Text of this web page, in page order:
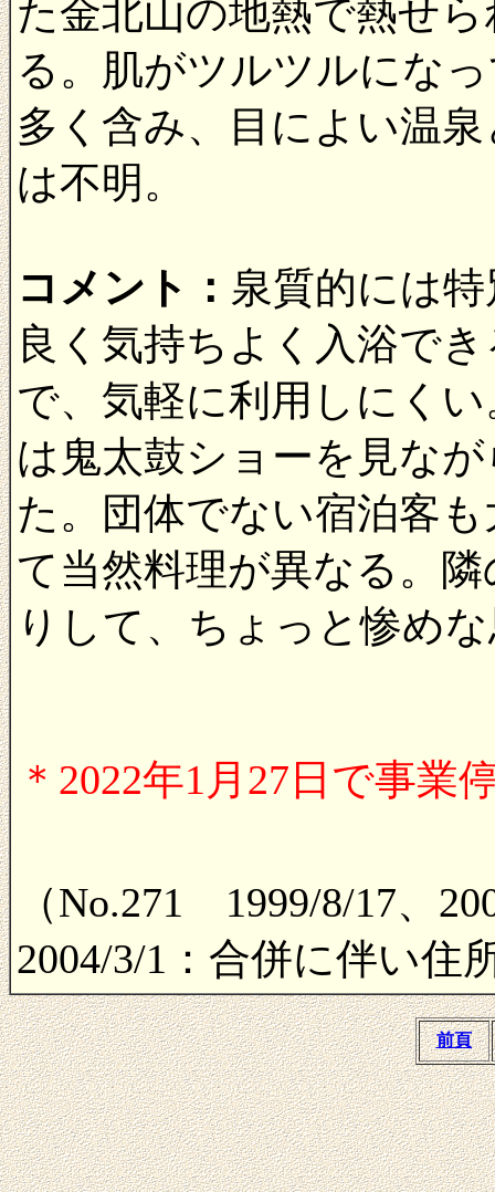
た金北山の地熱で熱せ
る。肌がツルツルにな
多く含み、目によい温
は不明。
コメント： 泉質的には
良く気持ちよく入浴で
で、気軽に利用しにく
は鬼太鼓ショーを見な
た。団体でない宿泊客
て当然料理が異なる。
りして、ちょっと惨め
＊2022年1月27日で事業
（No.271 1999/8/17、
2004/3/1：合併に伴い住
前頁